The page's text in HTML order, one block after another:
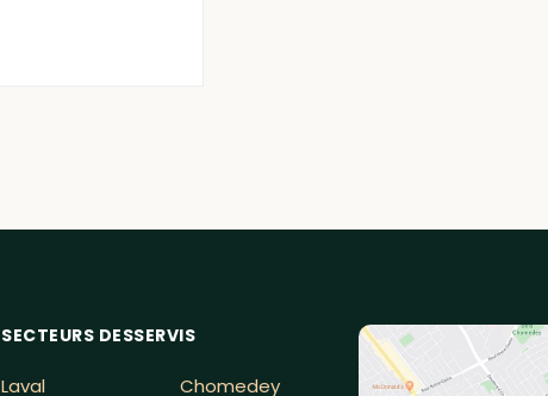
SECTEURS DESSERVIS
Laval
Chomedey